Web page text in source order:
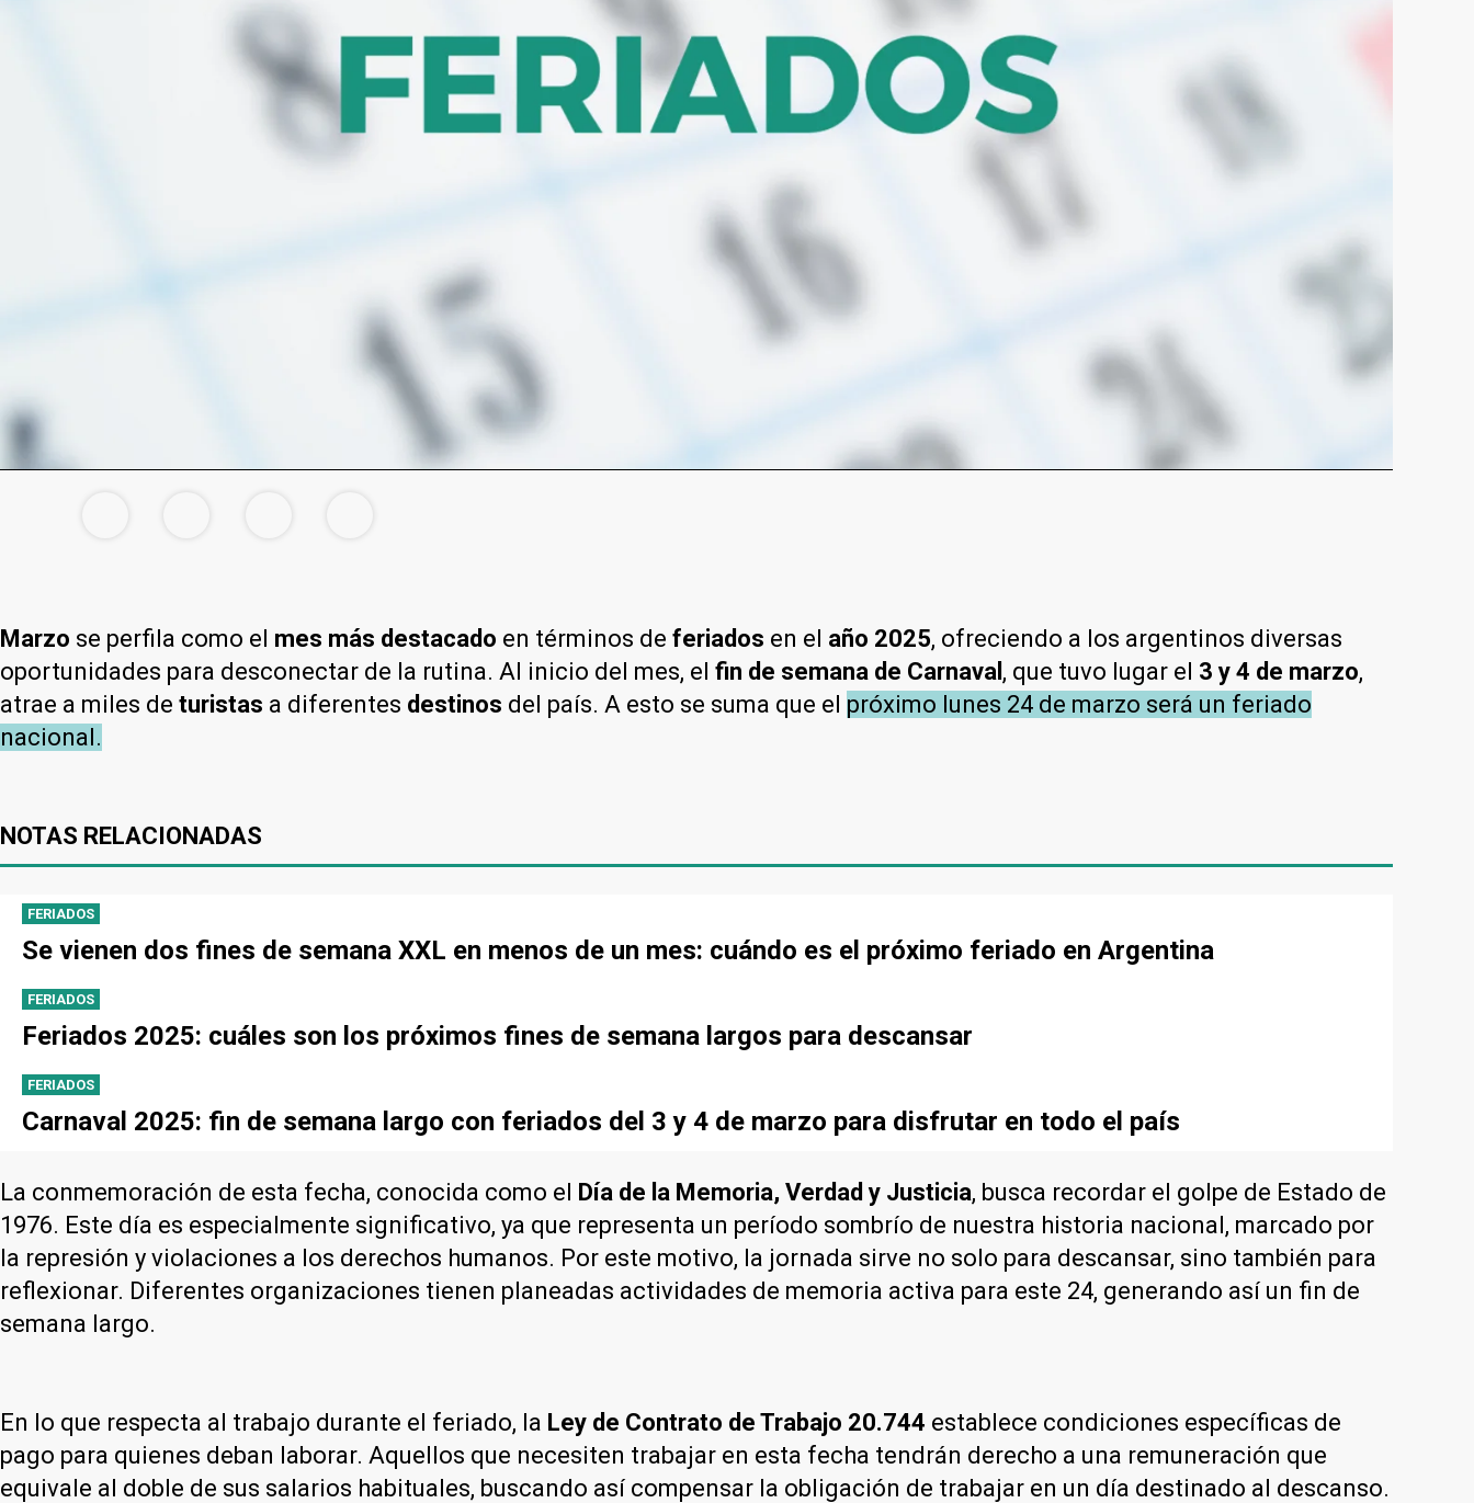
Marzo se perfila como el mes más destacado en términos de feriados en el año 2025, ofreciendo a los argentinos diversas
oportunidades para desconectar de la rutina. Al inicio del mes, el fin de semana de Carnaval , que tuvo lugar el 3 y 4 de marzo,
atrae a miles de turistas a diferentes destinos del país. A esto se suma que el próximo lunes 24 de marzo será un feriado
nacional.
NOTAS RELACIONADAS
FERIADOS
Se vienen dos fines de semana XXL en menos de un mes: cuándo es el próximo feriado en Argentina
FERIADOS
Feriados 2025: cuáles son los próximos fines de semana largos para descansar
FERIADOS
Carnaval 2025: fin de semana largo con feriados del 3 y 4 de marzo para disfrutar en todo el país
La conmemoración de esta fecha, conocida como el Día de la Memoria, Verdad y Justicia, busca recordar el golpe de Estado de
1976. Este día es especialmente significativo, ya que representa un período sombrío de nuestra historia nacional, marcado por
la represión y violaciones a los derechos humanos. Por este motivo, la jornada sirve no solo para descansar, sino también para
reflexionar. Diferentes organizaciones tienen planeadas actividades de memoria activa para este 24, generando así un fin de
semana largo.
En lo que respecta al trabajo durante el feriado, la Ley de Contrato de Trabajo 20.744 establece condiciones específicas de
pago para quienes deban laborar. Aquellos que necesiten trabajar en esta fecha tendrán derecho a una remuneración que
equivale al doble de sus salarios habituales, buscando así compensar la obligación de trabajar en un día destinado al descanso.